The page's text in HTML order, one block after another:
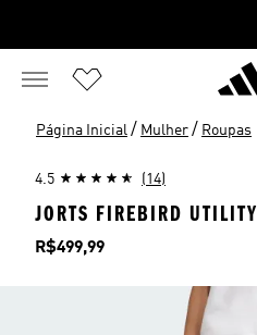
Página Inicial / Mulher / Roupas
4.5 (14)
JORTS FIREBIRD UTILITY
Preço
R$499,99